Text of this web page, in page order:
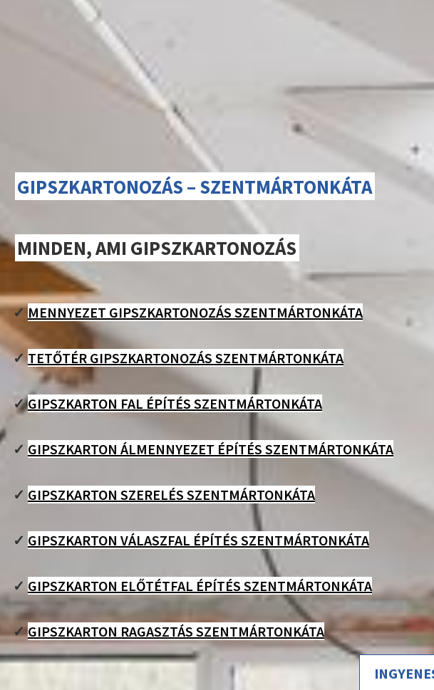
GIPSZKARTONOZÁS – SZENTMÁRTONKÁTA
MINDEN, AMI GIPSZKARTONOZÁS
✓MENNYEZET GIPSZKARTONOZÁS SZENTMÁRTONKÁTA
✓TETŐTÉR GIPSZKARTONOZÁS SZENTMÁRTONKÁTA
✓GIPSZKARTON FAL ÉPÍTÉS SZENTMÁRTONKÁTA
✓ GIPSZKARTON ÁLMENNYEZET ÉPÍTÉS SZENTMÁRTONKÁTA
✓ GIPSZKARTON SZERELÉS SZENTMÁRTONKÁTA
✓ GIPSZKARTON VÁLASZFAL ÉPÍTÉS SZENTMÁRTONKÁTA
✓ GIPSZKARTON ELŐTÉTFAL ÉPÍTÉS SZENTMÁRTONKÁTA
✓GIPSZKARTON RAGASZTÁS SZENTMÁRTONKÁTA